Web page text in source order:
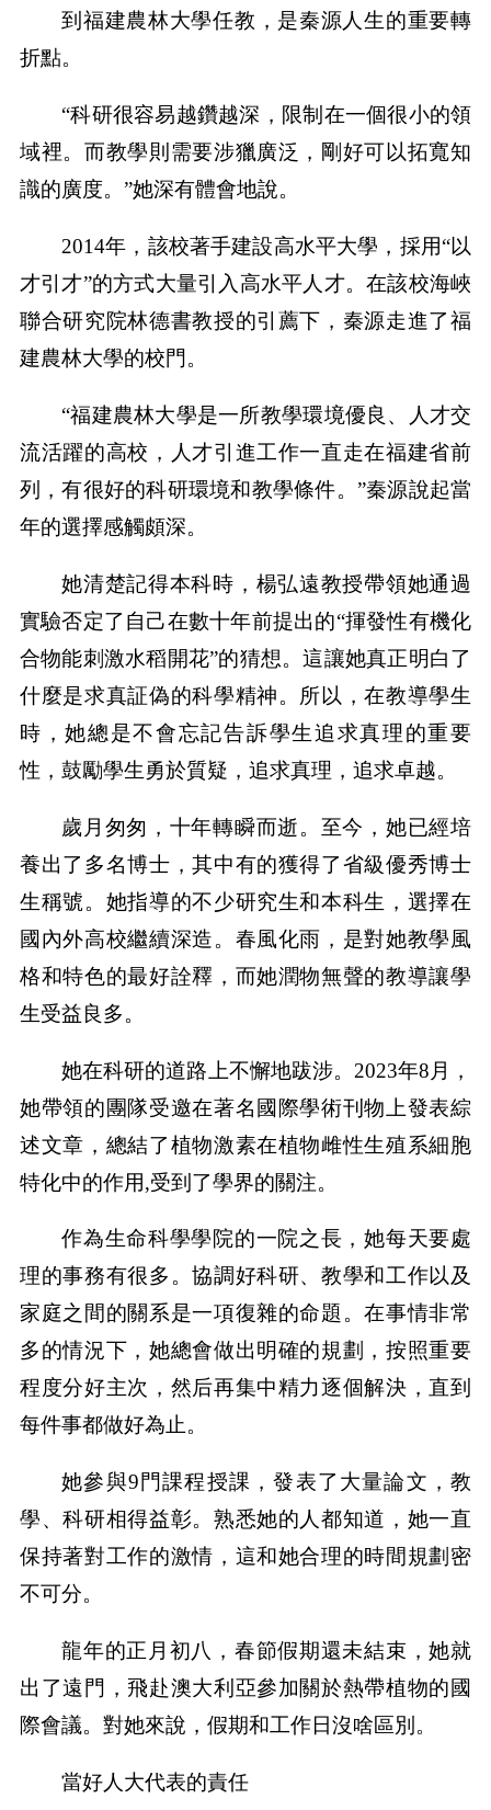
到福建農林大學任教，是秦源人生的重要轉
折點。
“科研很容易越鑽越深，限制在一個很小的領
域裡。而教學則需要涉獵廣泛，剛好可以拓寬知
識的廣度。”她深有體會地說。
2014年，該校著手建設高水平大學，採用“以
才引才”的方式大量引入高水平人才。在該校海峽
聯合研究院林德書教授的引薦下，秦源走進了福
建農林大學的校門。
“福建農林大學是一所教學環境優良、人才交
流活躍的高校，人才引進工作一直走在福建省前
列，有很好的科研環境和教學條件。”秦源說起當
年的選擇感觸頗深。
她清楚記得本科時，楊弘遠教授帶領她通過
實驗否定了自己在數十年前提出的“揮發性有機化
合物能刺激水稻開花”的猜想。這讓她真正明白了
什麼是求真証偽的科學精神。所以，在教導學生
時，她總是不會忘記告訴學生追求真理的重要
性，鼓勵學生勇於質疑，追求真理，追求卓越。
歲月匆匆，十年轉瞬而逝。至今，她已經培
養出了多名博士，其中有的獲得了省級優秀博士
生稱號。她指導的不少研究生和本科生，選擇在
國內外高校繼續深造。春風化雨，是對她教學風
格和特色的最好詮釋，而她潤物無聲的教導讓學
生受益良多。
她在科研的道路上不懈地跋涉。2023年8月，
她帶領的團隊受邀在著名國際學術刊物上發表綜
述文章，總結了植物激素在植物雌性生殖系細胞
特化中的作用,受到了學界的關注。
作為生命科學學院的一院之長，她每天要處
理的事務有很多。協調好科研、教學和工作以及
家庭之間的關系是一項復雜的命題。在事情非常
多的情況下，她總會做出明確的規劃，按照重要
程度分好主次，然后再集中精力逐個解決，直到
每件事都做好為止。
她參與9門課程授課，發表了大量論文，教
學、科研相得益彰。熟悉她的人都知道，她一直
保持著對工作的激情，這和她合理的時間規劃密
不可分。
龍年的正月初八，春節假期還未結束，她就
出了遠門，飛赴澳大利亞參加關於熱帶植物的國
際會議。對她來說，假期和工作日沒啥區別。
當好人大代表的責任